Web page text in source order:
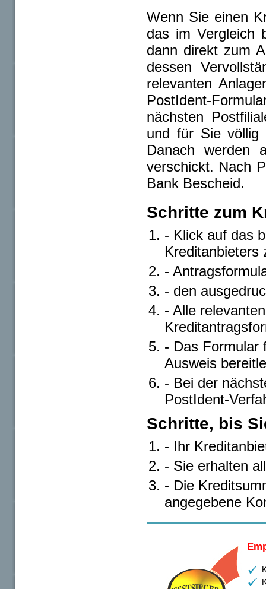
Wenn Sie einen
das im Vergleich
dann direkt zum
dessen
relevanten
PostIdent-
nächsten
und für Sie völlig
Danach werden
verschickt. Nach
Bank Bescheid.
Schritte zum
- Klick auf das
Kreditanbieters
-
- den
- Alle
- Das Formular
Ausweis
- Bei der
PostIdent-
Schritte, bis
- Ihr
- Sie erhalten
- Die
angegebene